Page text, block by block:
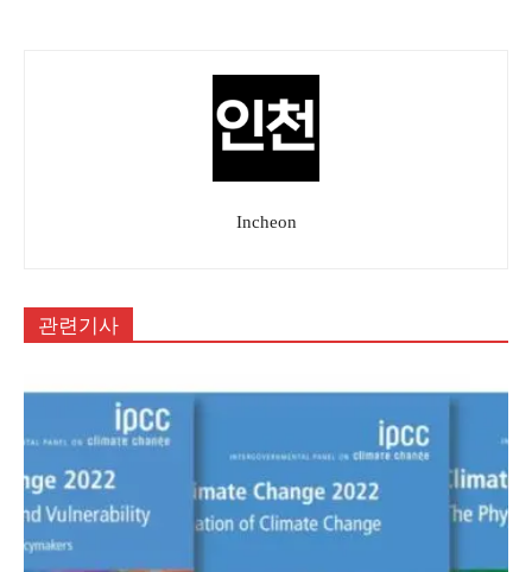
Incheon
관련기사